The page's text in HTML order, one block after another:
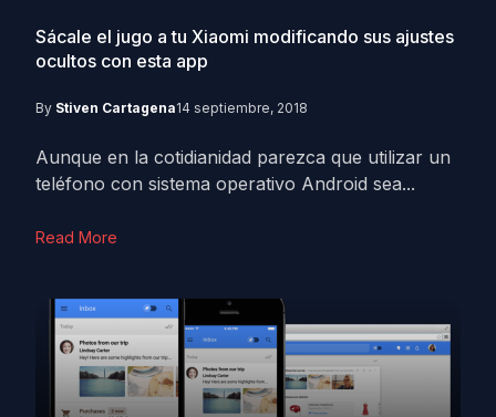
Sácale el jugo a tu Xiaomi modificando sus ajustes
ocultos con esta app
By Stiven Cartagena14 septiembre, 2018
Aunque en la cotidianidad parezca que utilizar un
teléfono con sistema operativo Android sea...
Read More